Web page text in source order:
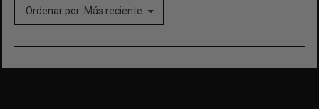
Ordenar por: Más reciente